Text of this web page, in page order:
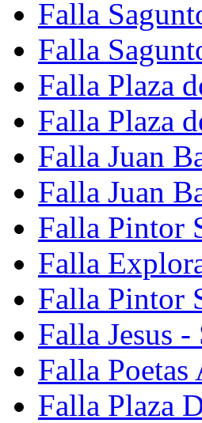
Falla
Falla
Falla Plaza
Falla Plaza
Falla Juan
Falla Juan
Falla Pintor
Falla
Falla Pintor
Falla Jesus
Falla
Falla Plaza